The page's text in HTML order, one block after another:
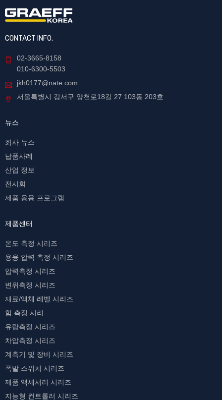
CONTACT INFO.
02-3665-8158
010-6300-5503
jkh0177@nate.com
서울특별시 강서구 양천로18길 27 103동 203호
뉴스
회사 뉴스
납품사례
산업 정보
전시회
제품 응용 프로그램
제품센터
온도 측정 시리즈
용융 압력 측정 시리즈
압력측정 시리즈
변위측정 시리즈
재료/액체 레벨 시리즈
힘 측정 시리
유량측정 시리즈
차압측정 시리즈
계측기 및 장비 시리즈
폭발 스위치 시리즈
제품 액세서리 시리즈
지능형 컨트롤러 시리즈